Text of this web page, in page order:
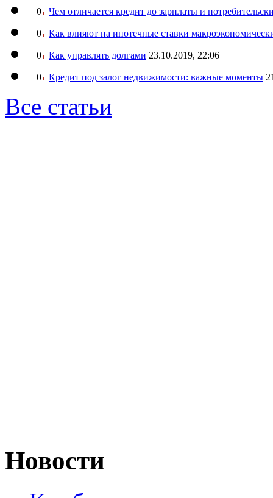
0 Чем отличается кредит до зарплаты и
0 Как влияют на ипотечные ставки
0 Как управлять долгами 23.10.2019, 22:06
0 Кредит под залог недвижимости: важные моменты
Все статьи
Новости